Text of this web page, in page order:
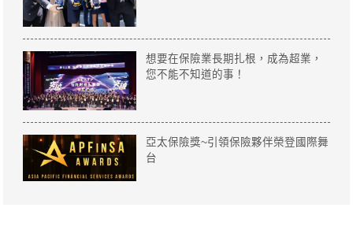
想要在保險業長期扎根，成為超業，
您不能不知道的事！
亞太保險獎~引領保險夥伴榮登國際舞
台